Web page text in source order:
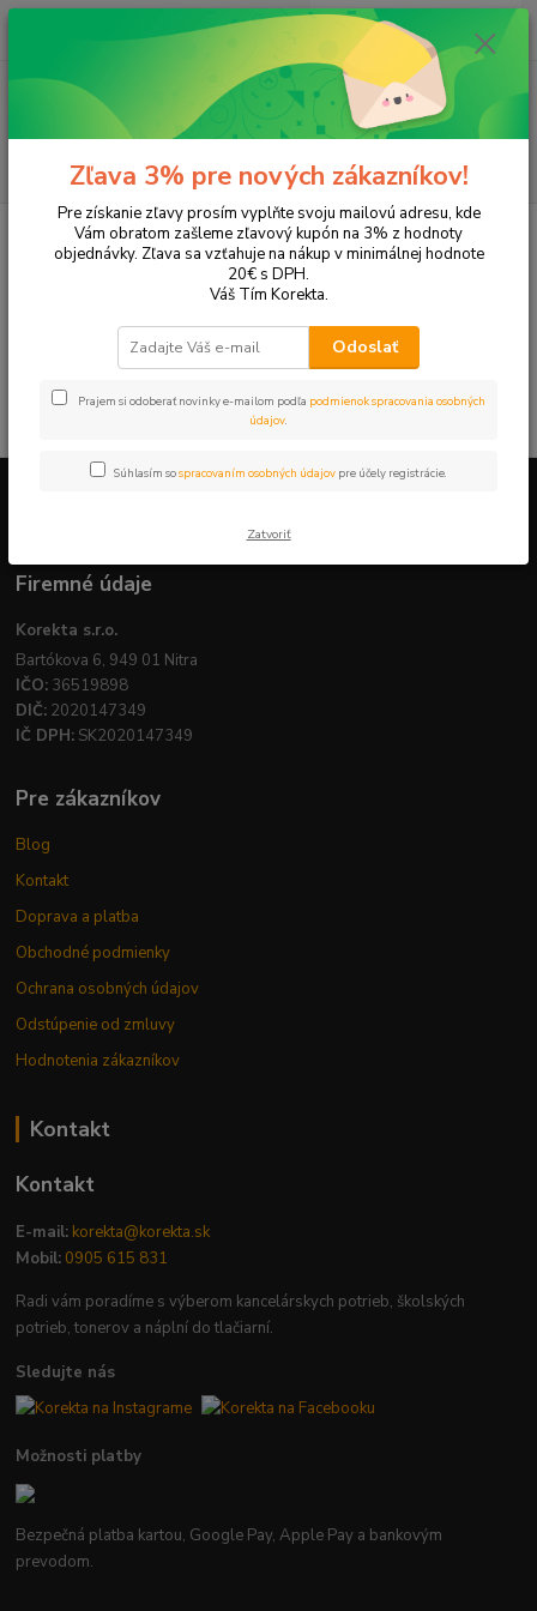
Hľadať
ks
za 0,00 EUR
Tonery a náplne do tlačiarní Hewlett Packard
HP OfficeJet
OfficeJet 9120
OfficeJet 9120
V tejto kategórii nebol nájdený žiadny tovar.
Firemné údaje a informácie
Firemné údaje
Korekta s.r.o.
Bartókova 6, 949 01 Nitra
IČO: 36519898
DIČ: 2020147349
IČ DPH: SK2020147349
Pre zákazníkov
Blog
Kontakt
Doprava a platba
Obchodné podmienky
Ochrana osobných údajov
Odstúpenie od zmluvy
Hodnotenia zákazníkov
Kontakt
Kontakt
E-mail: korekta@korekta.sk
Mobil: 0905 615 831
Radi vám poradíme s výberom kancelárskych potrieb, školských
potrieb, tonerov a náplní do tlačiarní.
Sledujte nás
Možnosti platby
Bezpečná platba kartou, Google Pay, Apple Pay a bankovým
prevodom.
Zľava 3% pre nových zákazníkov!
Pre získanie zľavy prosím vyplňte svoju mailovú adresu, kde
Vám obratom zašleme zľavový kupón na 3% z hodnoty
objednávky. Zľava sa vzťahuje na nákup v minimálnej hodnote
20€ s DPH.
Váš Tím Korekta.
Odoslať
Prajem si odoberať novinky e-mailom podľa podmienok spracovania osobných
údajov.
Súhlasím sospracovaním osobných údajov pre účely registrácie.
Zatvoriť